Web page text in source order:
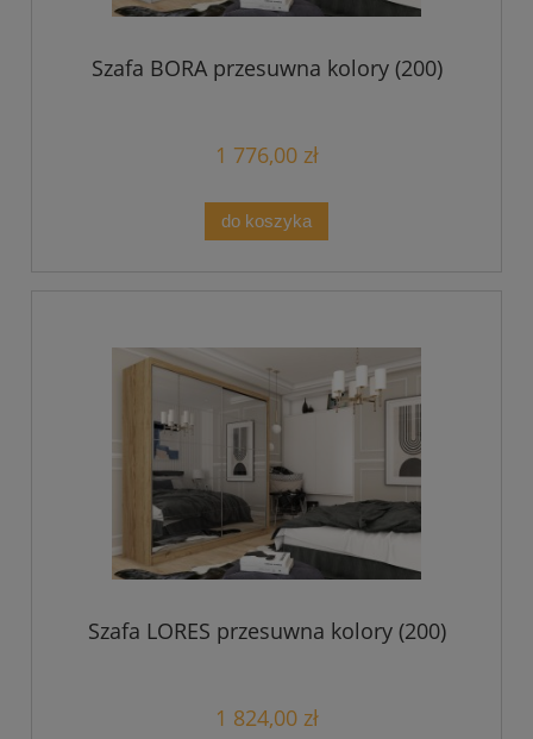
Szafa BORA przesuwna kolory (200)
1 776,00 zł
do koszyka
Szafa LORES przesuwna kolory (200)
1 824,00 zł